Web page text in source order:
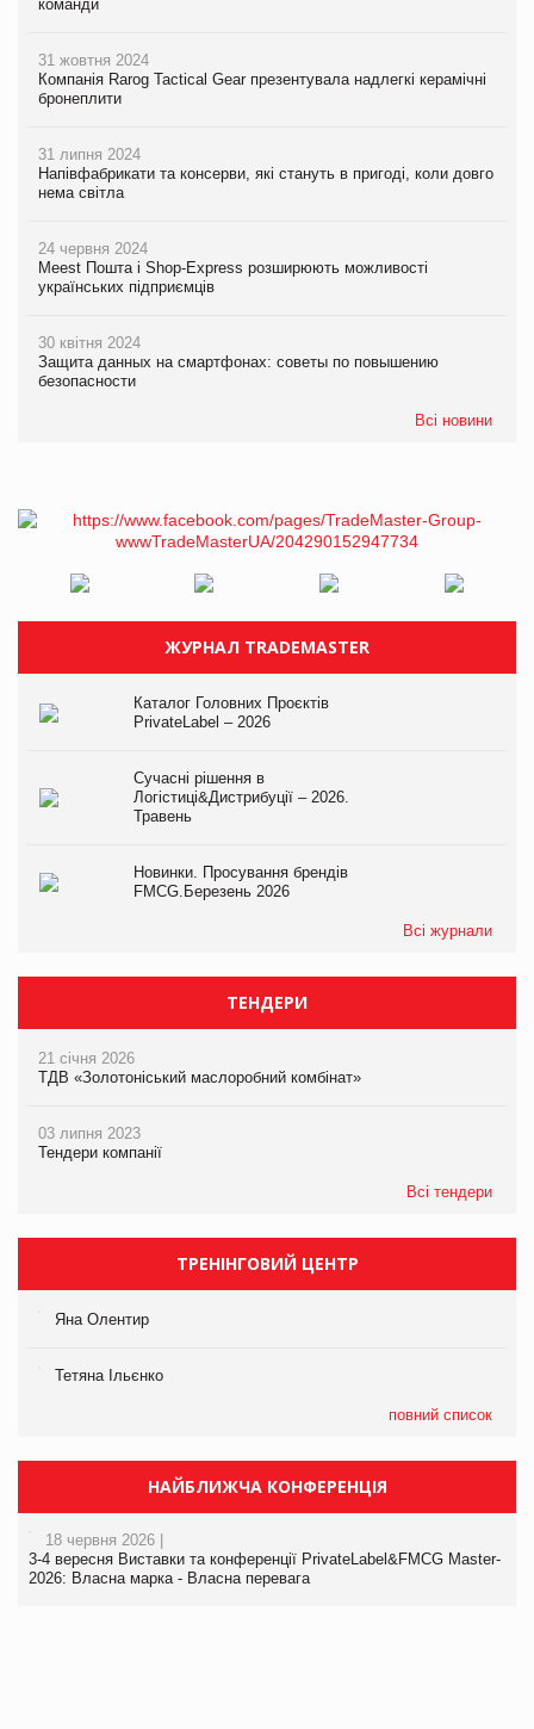
команди
31 жовтня 2024
Компанія Rarog Tactical Gear презентувала надлегкі керамічні
бронеплити
31 липня 2024
Напівфабрикати та консерви, які стануть в пригоді, коли довго
нема світла
24 червня 2024
Meest Пошта і Shop-Express розширюють можливості
українських підприємців
30 квітня 2024
Защита данных на смартфонах: советы по повышению
безопасности
Всі новини
ЖУРНАЛ TRADEMASTER
Каталог Головних Проєктів
PrivateLabel – 2026
Сучасні рішення в
Логістиці&Дистрибуції – 2026.
Травень
Новинки. Просування брендів
FMCG.Березень 2026
Всі журнали
ТЕНДЕРИ
21 січня 2026
ТДВ «Золотоніський маслоробний комбінат»
03 липня 2023
Тендери компанії
Всі тендери
ТРЕНІНГОВИЙ ЦЕНТР
Яна Олентир
Тетяна Ільєнко
повний список
НАЙБЛИЖЧА КОНФЕРЕНЦІЯ
18 червня 2026 |
3-4 вересня Виставки та конференції PrivateLabel&FMCG Master-
2026: Власна марка - Власна перевага